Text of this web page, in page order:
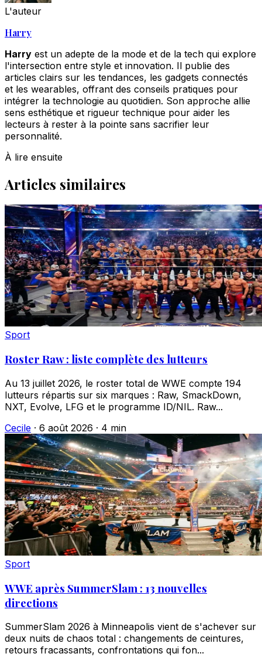
L'auteur
Harry
Harry est un adepte de la mode et de la tech qui explore
l'intersection entre style et innovation. Il publie des
articles clairs sur les tendances, les gadgets connectés
et les wearables, offrant des conseils pratiques pour
intégrer la technologie au quotidien. Son approche allie
sens esthétique et rigueur technique pour aider les
lecteurs à rester à la pointe sans sacrifier leur
personnalité.
À lire ensuite
Articles similaires
Sport
Roster Raw : liste complète des lutteurs
Au 13 juillet 2026, le roster total de WWE compte 194
lutteurs répartis sur six marques : Raw, SmackDown,
NXT, Evolve, LFG et le programme ID/NIL. Raw...
Cecile · 6 août 2026 · 4 min
Sport
WWE après SummerSlam : 13 nouvelles
directions
SummerSlam 2026 à Minneapolis vient de s'achever sur
deux nuits de chaos total : changements de ceintures,
retours fracassants, confrontations qui fon...